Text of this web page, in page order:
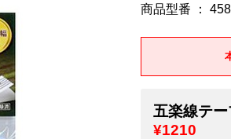
商品型番 ：
五楽線テ
¥1210